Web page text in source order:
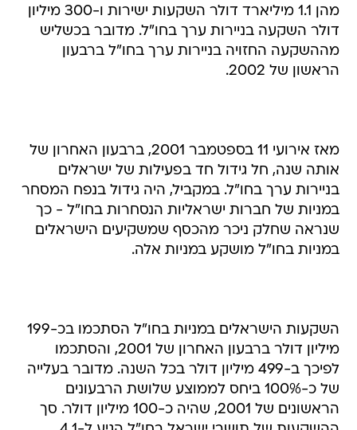
מהן 1.1 מיליארד דולר השקעות ישירות ו-300 מיליון
דולר השקעה בניירות ערך בחו"ל. מדובר בכשליש
מההשקעה החזויה בניירות ערך בחו"ל ברבעון
הראשון של 2002.
מאז אירועי 11 בספטמבר 2001, ברבעון האחרון של
אותה שנה, חל גידול חד בפעילות של ישראלים
בניירות ערך בחו"ל. במקביל, היה גידול בנפח המסחר
במניות של חברות ישראליות הנסחרות בחו"ל - כך
שנראה שחלק ניכר מהכסף שמשקיעים הישראלים
במניות בחו"ל מושקע במניות אלה.
השקעות הישראלים במניות בחו"ל הסתכמו בכ-199
מיליון דולר ברבעון האחרון של 2001, והסתכמו
לפיכך ב-499 מיליון דולר בכל השנה. מדובר בעלייה
של כ-100% ביחס לממוצע שלושת הרבעונים
הראשונים של 2001, שהיה כ-100 מיליון דולר. סך